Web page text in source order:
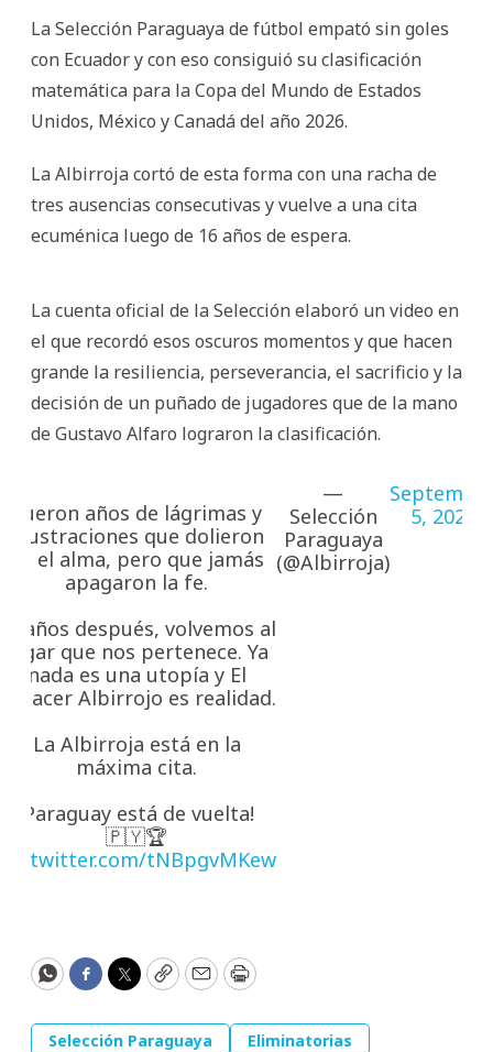
La Selección Paraguaya de fútbol empató sin goles
con Ecuador y con eso consiguió su clasificación
matemática para la Copa del Mundo de Estados
Unidos, México y Canadá del año 2026.
La Albirroja cortó de esta forma con una racha de
tres ausencias consecutivas y vuelve a una cita
ecuménica luego de 16 años de espera.
La cuenta oficial de la Selección elaboró un video en
el que recordó esos oscuros momentos y que hacen
grande la resiliencia, perseverancia, el sacrificio y la
decisión de un puñado de jugadores que de la mano
de Gustavo Alfaro lograron la clasificación.
Fueron años de lágrimas y
frustraciones que dolieron
en el alma, pero que jamás
apagaron la fe.
años después, volvemos al
lugar que nos pertenece. Ya
nada es una utopía y El
Albirrojo es realidad.
La Albirroja está en la
máxima cita.
¡Paraguay está de vuelta!
🇵🇾🏆
tNBpgvMKew
—
Selección
Paraguaya
(@Albirroja)
5, 2025
WhatsApp
Facebook
Twitter
CopyEmailPrint
Selección Paraguaya
Eliminatorias